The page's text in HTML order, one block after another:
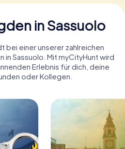
in Sassuolo
bei einer unserer zahlreichen
in Sassuolo. Mit myCityHunt wird
Erlebnis für dich, deine
oder Kollegen.